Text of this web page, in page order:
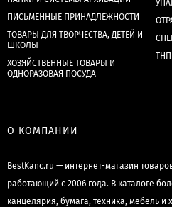
ПИСЬМЕННЫЕ ПРИНАДЛЕЖНОСТИ
ТОВАРЫ ДЛЯ ТВОРЧЕСТВА, ДЕТЕЙ И
ШКОЛЫ
ХОЗЯЙСТВЕННЫЕ ТОВАРЫ И
ОДНОРАЗОВАЯ ПОСУДА
ТНП
О КОМПАНИИ
BestKanc.ru — интернет-магазин
работающий с 2006 года. В каталоге
канцелярия, бумага, техника, мебель